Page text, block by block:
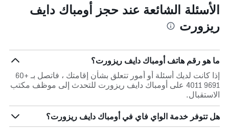
الأسئلة الشائعة عند حجز أومباك دايف
ريزورت
ما هو رقم هاتف أومباك دايف ريزورت؟
إذا كانت لديك أسئلة أو أمور تتعلق بشأن إقامتك ، فاتصل بـ +60
9691 4011 على أومباك دايف ريزورت للتحدث إلى موظف مكتب
الاستقبال.
هل تتوفر خدمة الواي فاي في أومباك دايف ريزورت؟